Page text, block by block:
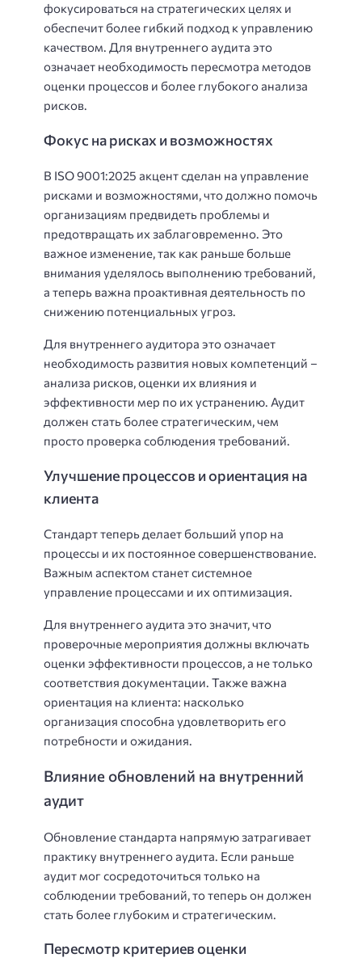
фокусироваться на стратегических целях и
обеспечит более гибкий подход к управлению
качеством. Для внутреннего аудита это
означает необходимость пересмотра методов
оценки процессов и более глубокого анализа
рисков.
Фокус на рисках и возможностях
В ISO 9001:2025 акцент сделан на управление
рисками и возможностями, что должно помочь
организациям предвидеть проблемы и
предотвращать их заблаговременно. Это
важное изменение, так как раньше больше
внимания уделялось выполнению требований,
а теперь важна проактивная деятельность по
снижению потенциальных угроз.
Для внутреннего аудитора это означает
необходимость развития новых компетенций –
анализа рисков, оценки их влияния и
эффективности мер по их устранению. Аудит
должен стать более стратегическим, чем
просто проверка соблюдения требований.
Улучшение процессов и ориентация на
клиента
Стандарт теперь делает больший упор на
процессы и их постоянное совершенствование.
Важным аспектом станет системное
управление процессами и их оптимизация.
Для внутреннего аудита это значит, что
проверочные мероприятия должны включать
оценки эффективности процессов, а не только
соответствия документации. Также важна
ориентация на клиента: насколько
организация способна удовлетворить его
потребности и ожидания.
Влияние обновлений на внутренний
аудит
Обновление стандарта напрямую затрагивает
практику внутреннего аудита. Если раньше
аудит мог сосредоточиться только на
соблюдении требований, то теперь он должен
стать более глубоким и стратегическим.
Пересмотр критериев оценки